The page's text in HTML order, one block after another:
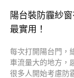
陽台裝防霾紗
最實用！
每次打開陽台門，
車流量大的地方，
很多人開始考慮防